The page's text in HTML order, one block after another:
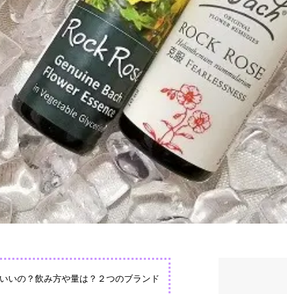
いの？飲み方や量は？２つのブランド